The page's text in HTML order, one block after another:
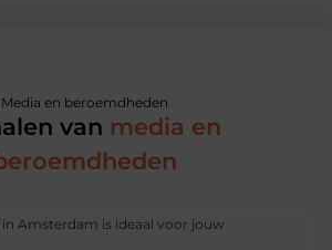
Media en beroemdheden
van media en
Amsterdam is ideaal voor jouw